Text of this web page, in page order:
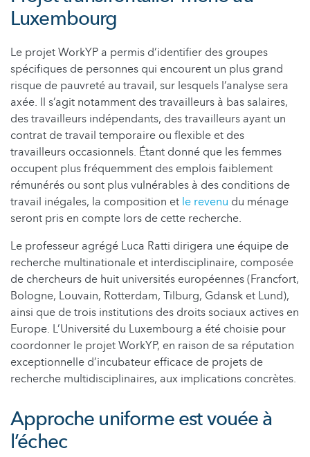
Luxembourg
Le projet WorkYP a permis d’identifier des groupes
spécifiques de personnes qui encourent un plus grand
risque de pauvreté au travail, sur lesquels l’analyse sera
axée. Il s’agit notamment des travailleurs à bas salaires,
des travailleurs indépendants, des travailleurs ayant un
contrat de travail temporaire ou flexible et des
travailleurs occasionnels. Étant donné que les femmes
occupent plus fréquemment des emplois faiblement
rémunérés ou sont plus vulnérables à des conditions de
travail inégales, la composition et le revenu du ménage
seront pris en compte lors de cette recherche.
Le professeur agrégé Luca Ratti dirigera une équipe de
recherche multinationale et interdisciplinaire, composée
de chercheurs de huit universités européennes (Francfort,
Bologne, Louvain, Rotterdam, Tilburg, Gdansk et Lund),
ainsi que de trois institutions des droits sociaux actives en
Europe. L’Université du Luxembourg a été choisie pour
coordonner le projet WorkYP, en raison de sa réputation
exceptionnelle d’incubateur efficace de projets de
recherche multidisciplinaires, aux implications concrètes.
Approche uniforme est vouée à
l’échec